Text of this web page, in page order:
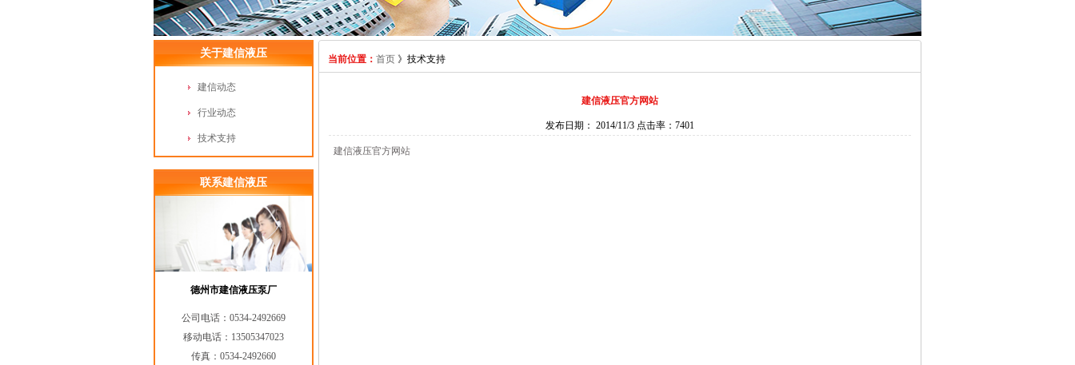
关于建信液压
建信动态
行业动态
技术支持
联系建信液压
德州市建信液压泵厂
公司电话：0534-2492669
移动电话：13505347023
传真：0534-2492660
当前位置： 首页 》技术支持
建信液压官方网站
发布日期： 2014/11/3 点击率：7401
建信液压官方网站